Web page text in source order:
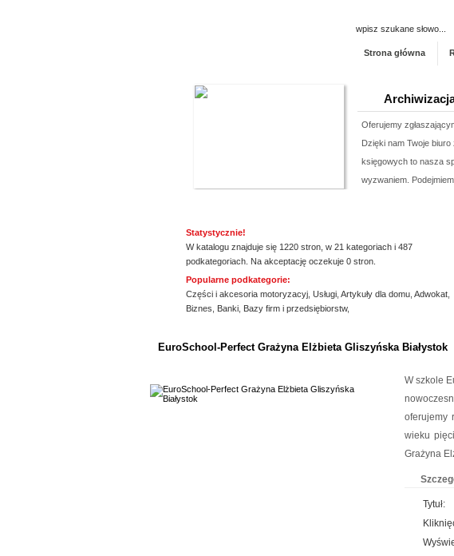
Strona główna
Oferujemy
Dzięki nam Twoje
księgowych to nasza
wyzwaniem.
Jesteśmy firmą
Prowadzony przez
przydatnych tak samo
wytrzymałe wkręty
Szukasz
Producent
naszą propozycję.
innych wyrobów.
worki do sterylizacji,
Statystycznie!
W katalogu znajduje się 1220 stron, w 21 kategoriach i 487
podkategoriach. Na akceptację oczekuje 0 stron.
Popularne podkategorie:
Części i akcesoria motoryzacyj Usługi Artykuły dla domu Adwokat
Biznes
Banki Bazy firm i przedsiębiorstw,
EuroSchool-Perfect Grażyna Elżbieta Gliszyńska Białystok
W szkole
oferujemy
wieku
Grażyna
Tytuł: